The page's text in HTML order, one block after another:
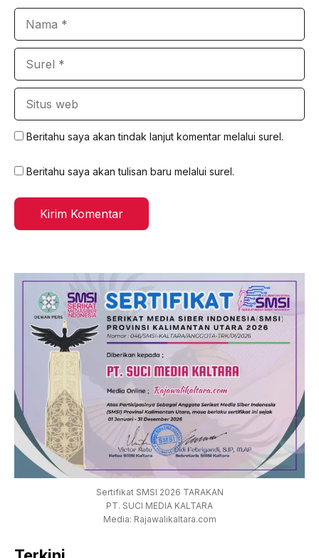
Beritahu saya akan tindak lanjut komentar melalui surel.
Beritahu saya akan tulisan baru melalui surel.
Sertifikat SMSI 2026 TARAKAN
PT. SUCI MEDIA KALTARA
Media: Rajawalikaltara.com